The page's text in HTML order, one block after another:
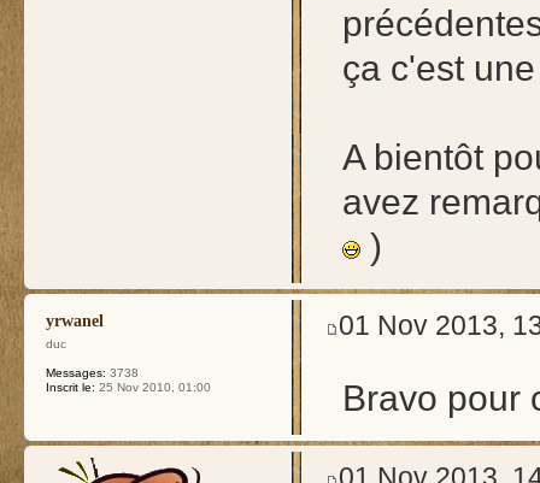
ça c'est
A bientôt
avez
)
yrwanel
duc
Messages: 3738
Inscrit le: 25 Nov 2010, 01:00
01 Nov 2013,
Bravo pour